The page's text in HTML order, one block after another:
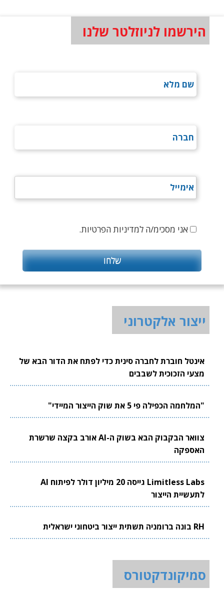
הירשמו לניוזלטר שלנו
אני מסכימ/ה למדיניות הפרטיות.
ייצור אלקטרוני
אינטל חוברת לחברה סינית כדי לפתח את הדור הבא של
מצעי הזכוכית לשבבים
"המלחמה הכפילה פי 5 את שוק הייצור המיידי"
צוואר הבקבוק הבא בשוק ה-AI אורב בקצה שרשרת
האספקה
Limitless Labs גייסה 20 מיליון דולר לפיתוח AI
לתעשיית הייצור
RH בונה ברומניה תשתית ייצור ביטחוני ישראלית
סמיקונדקטורס